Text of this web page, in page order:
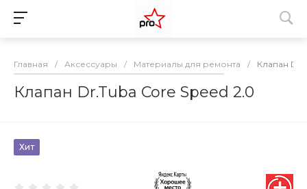
Главная / Аксессуары / Материалы для ремонта / Клапан
Клапан Dr.Tuba Core Speed 2.0
Хит